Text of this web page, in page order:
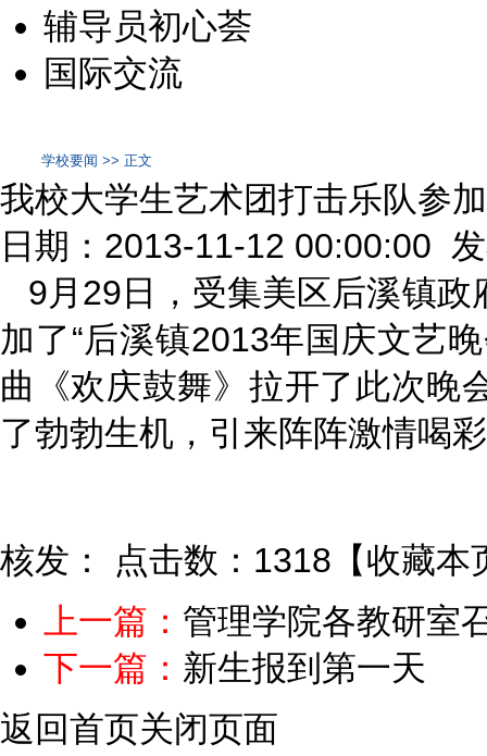
辅导员初心荟
国际交流
学校要闻 >> 正文
我校大学生艺术团打击乐队参
日期：2013-11-12 00:00:00
9月29日，受集美区后溪镇
加了“后溪镇2013年国庆文艺
曲《欢庆鼓舞》拉开了此次晚
了勃勃生机，引来阵阵激情喝
核发： 点击数：1318 【收藏本
上一篇： 管理学院各教研室
下一篇： 新生报到第一天
返回首页关闭页面